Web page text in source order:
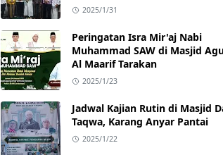
2025/1/31
Peringatan Isra Mir'aj Nabi
Muhammad SAW di Masjid
Al Maarif Tarakan
2025/1/23
Jadwal Kajian Rutin di Masjid
Taqwa, Karang Anyar Pantai
2025/1/22